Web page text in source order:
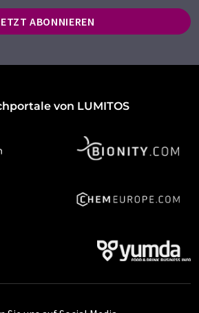
ABONNIEREN
von LUMITOS